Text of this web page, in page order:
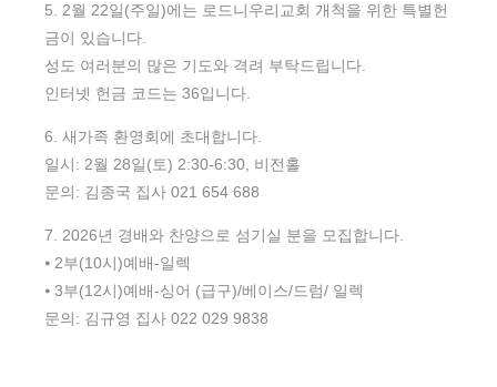
5. 2월 22일(주일)에는 로드니우리교회 개척을 위한 특별헌
금이 있습니다.
성도 여러분의 많은 기도와 격려 부탁드립니다.
인터넷 헌금 코드는 36입니다.
6. 새가족 환영회에 초대합니다.
일시: 2월 28일(토) 2:30-6:30, 비전홀
문의: 김종국 집사 021 654 688
7. 2026년 경배와 찬양으로 섬기실 분을 모집합니다.
⦁ 2부(10시)예배-일렉
⦁ 3부(12시)예배-싱어 (급구)/베이스/드럼/ 일렉
문의: 김규영 집사 022 029 9838